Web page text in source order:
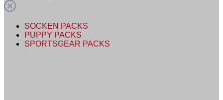
SOCKEN PACKS
PUPPY PACKS
SPORTSGEAR PACKS